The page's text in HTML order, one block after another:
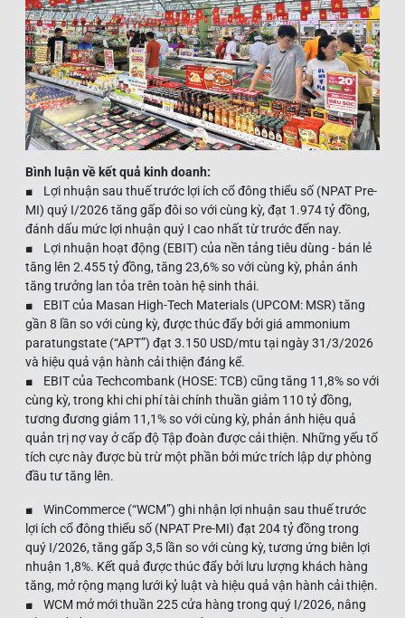
Bình luận về kết quả kinh doanh:
■ Lợi nhuận sau thuế trước lợi ích cổ đông thiểu số (NPAT Pre-
MI) quý I/2026 tăng gấp đôi so với cùng kỳ, đạt 1.974 tỷ đồng,
đánh dấu mức lợi nhuận quý I cao nhất từ trước đến nay.
■ Lợi nhuận hoạt động (EBIT) của nền tảng tiêu dùng - bán lẻ
tăng lên 2.455 tỷ đồng, tăng 23,6% so với cùng kỳ, phản ánh
tăng trưởng lan tỏa trên toàn hệ sinh thái.
■ EBIT của Masan High-Tech Materials (UPCOM: MSR) tăng
gần 8 lần so với cùng kỳ, được thúc đẩy bởi giá ammonium
paratungstate (“APT”) đạt 3.150 USD/mtu tại ngày 31/3/2026
và hiệu quả vận hành cải thiện đáng kể.
■ EBIT của Techcombank (HOSE: TCB) cũng tăng 11,8% so với
cùng kỳ, trong khi chi phí tài chính thuần giảm 110 tỷ đồng,
tương đương giảm 11,1% so với cùng kỳ, phản ánh hiệu quả
quản trị nợ vay ở cấp độ Tập đoàn được cải thiện. Những yếu tố
tích cực này được bù trừ một phần bởi mức trích lập dự phòng
đầu tư tăng lên.
■ WinCommerce (“WCM”) ghi nhận lợi nhuận sau thuế trước
lợi ích cổ đông thiểu số (NPAT Pre-MI) đạt 204 tỷ đồng trong
quý I/2026, tăng gấp 3,5 lần so với cùng kỳ, tương ứng biên lợi
nhuận 1,8%. Kết quả được thúc đẩy bởi lưu lượng khách hàng
tăng, mở rộng mạng lưới kỷ luật và hiệu quả vận hành cải thiện.
■ WCM mở mới thuần 225 cửa hàng trong quý I/2026, nâng